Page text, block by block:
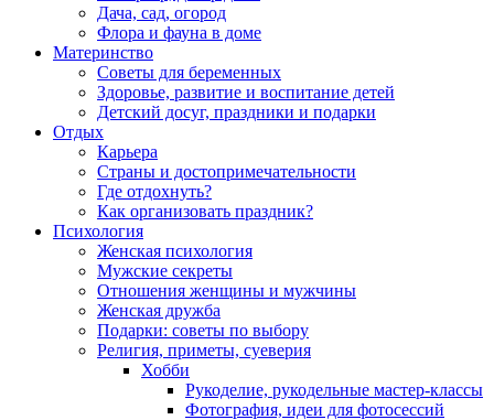
Дача, сад, огород
Флора и фауна в доме
Материнство
Советы для беременных
Здоровье, развитие и воспитание детей
Детский досуг, праздники и подарки
Отдых
Карьера
Страны и достопримечательности
Где отдохнуть?
Как организовать праздник?
Психология
Женская психология
Мужские секреты
Отношения женщины и мужчины
Женская дружба
Подарки: советы по выбору
Религия, приметы, суеверия
Хобби
Рукоделие, рукодельные мастер-классы
Фотография, идеи для фотосессий